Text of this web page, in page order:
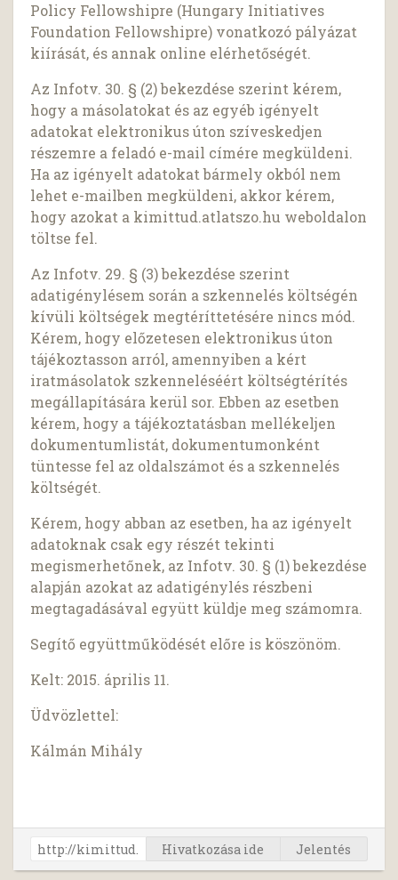
Policy Fellowshipre (Hungary Initiatives
Foundation Fellowshipre) vonatkozó pályázat
kiírását, és annak online elérhetőségét.
Az Infotv. 30. § (2) bekezdése szerint kérem,
hogy a másolatokat és az egyéb igényelt
adatokat elektronikus úton szíveskedjen
részemre a feladó e-mail címére megküldeni.
Ha az igényelt adatokat bármely okból nem
lehet e-mailben megküldeni, akkor kérem,
hogy azokat a kimittud.atlatszo.hu weboldalon
töltse fel.
Az Infotv. 29. § (3) bekezdése szerint
adatigénylésem során a szkennelés költségén
kívüli költségek megtéríttetésére nincs mód.
Kérem, hogy előzetesen elektronikus úton
tájékoztasson arról, amennyiben a kért
iratmásolatok szkenneléséért költségtérítés
megállapítására kerül sor. Ebben az esetben
kérem, hogy a tájékoztatásban mellékeljen
dokumentumlistát, dokumentumonként
tüntesse fel az oldalszámot és a szkennelés
költségét.
Kérem, hogy abban az esetben, ha az igényelt
adatoknak csak egy részét tekinti
megismerhetőnek, az Infotv. 30. § (1) bekezdése
alapján azokat az adatigénylés részbeni
megtagadásával együtt küldje meg számomra.
Segítő együttműködését előre is köszönöm.
Kelt: 2015. április 11.
Üdvözlettel:
Kálmán Mihály
Hivatkozása ide Jelentés